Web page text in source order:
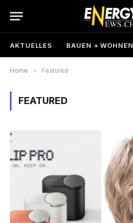
AKTUELLES BAUEN + WOHNEN
Home » Featured
FEATURED